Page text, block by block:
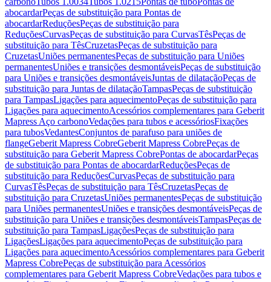
abocardarPeças de substituição para Pontas de
abocardarReduçõesPeças de substituição para
ReduçõesCurvasPeças de substituição para CurvasTêsPeças de
substituição para TêsCruzetasPeças de substituição para
CruzetasUniões permanentesPeças de substituição para Uniões
permanentesUniões e transições desmontáveisPeças de substituição
para Uniões e transições desmontáveisJuntas de dilataçãoPeças de
substituição para Juntas de dilataçãoTampasPeças de substituição
para TampasLigações para aquecimentoPeças de substituição para
Ligações para aquecimentoAcessórios complementares para Geberit
Mapress Aço carbonoVedações para tubos e acessóriosFixações
para tubosVedantesConjuntos de parafuso para uniões de
flangeGeberit Mapress CobreGeberit Mapress CobrePeças de
substituição para Geberit Mapress CobrePontas de abocardarPeças
de substituição para Pontas de abocardarReduçõesPeças de
substituição para ReduçõesCurvasPeças de substituição para
CurvasTêsPeças de substituição para TêsCruzetasPeças de
substituição para CruzetasUniões permanentesPeças de substituição
para Uniões permanentesUniões e transições desmontáveisPeças de
substituição para Uniões e transições desmontáveisTampasPeças de
substituição para TampasLigaçõesPeças de substituição para
LigaçõesLigações para aquecimentoPeças de substituição para
Ligações para aquecimentoAcessórios complementares para Geberit
Mapress CobrePeças de substituição para Acessórios
complementares para Geberit Mapress CobreVedações para tubos e